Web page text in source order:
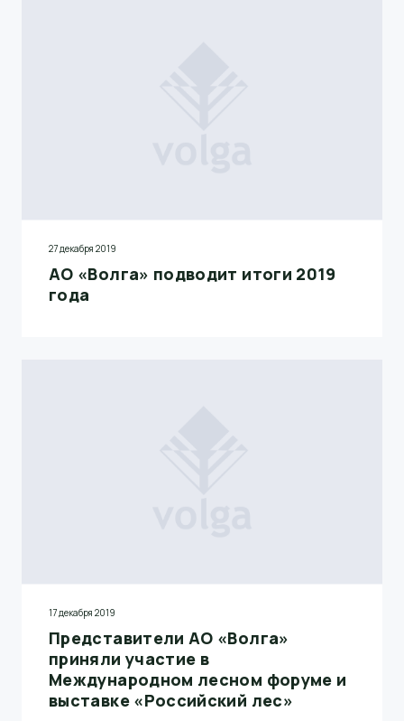
27 декабря 2019
АО «Волга» подводит итоги 2019
года
17 декабря 2019
Представители АО «Волга»
приняли участие в
Международном лесном форуме и
выставке «Российский лес»